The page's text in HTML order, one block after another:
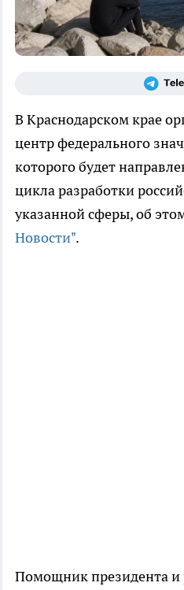
В Краснодарском крае
центр федерального
которого будет
цикла разработки
указанной сферы, об
Новости".
Помощник президента и